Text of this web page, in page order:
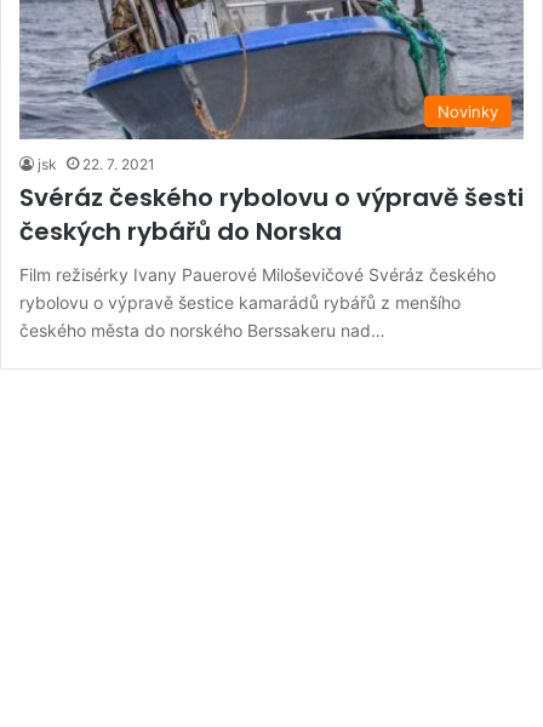
Novinky
jsk 22. 7. 2021
Svéráz českého rybolovu o výpravě šesti
českých rybářů do Norska
Film režisérky Ivany Pauerové Miloševičové Svéráz českého
rybolovu o výpravě šestice kamarádů rybářů z menšího
českého města do norského Berssakeru nad…